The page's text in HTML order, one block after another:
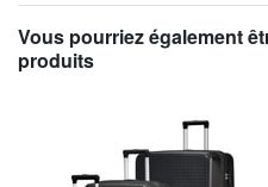
Vous pourriez également
produits